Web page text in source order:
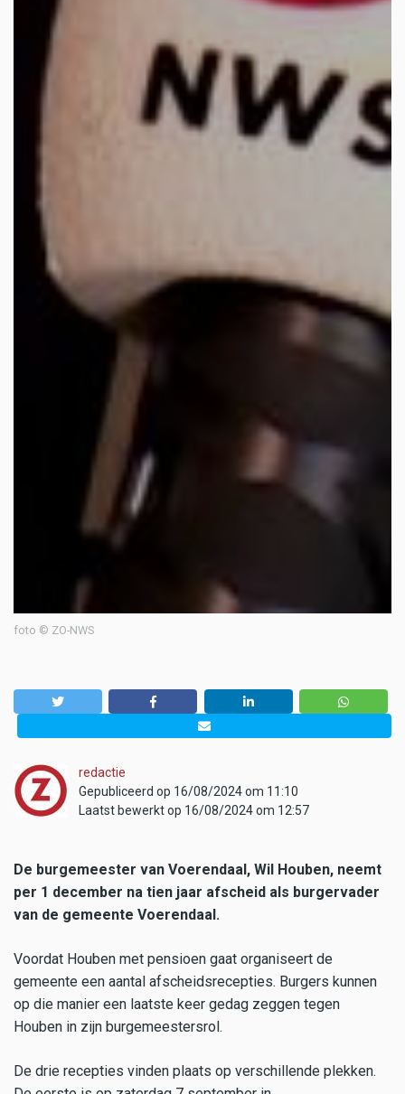
foto © ZO-NWS
redactie
Gepubliceerd op 16/08/2024 om 11:10
Laatst bewerkt op 16/08/2024 om 12:57
De burgemeester van Voerendaal, Wil Houben, neemt
per 1 december na tien jaar afscheid als burgervader
van de gemeente Voerendaal.
Voordat Houben met pensioen gaat organiseert de
gemeente een aantal afscheidsrecepties. Burgers kunnen
op die manier een laatste keer gedag zeggen tegen
Houben in zijn burgemeestersrol.
De drie recepties vinden plaats op verschillende plekken.